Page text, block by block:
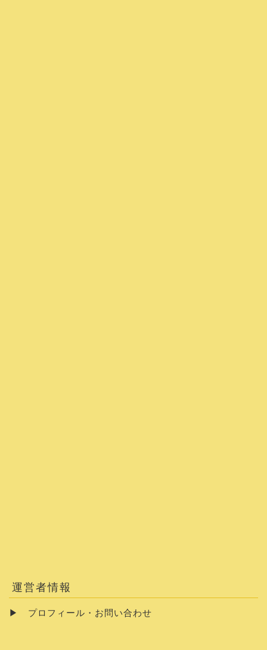
運営者情報
▶ プロフィール・お問い合わせ